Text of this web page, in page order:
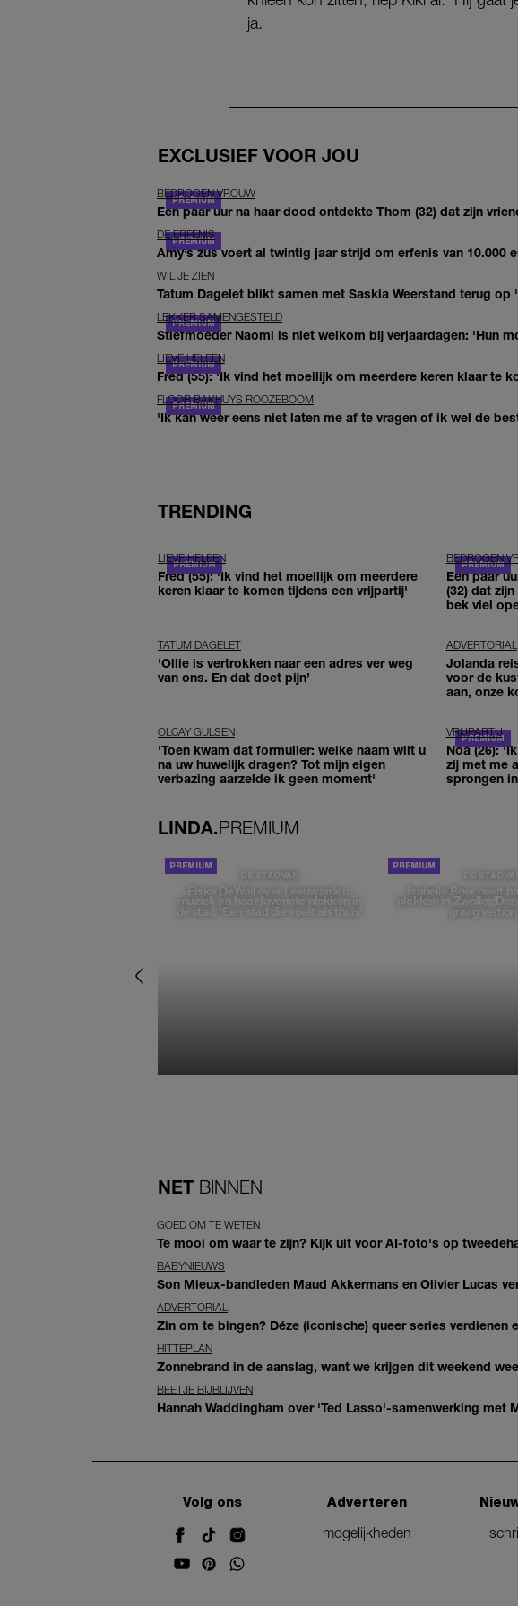
ja.
EXCLUSIEF VOOR JOU
BEDROGEN VROUW
Een paar uur na haar dood ontdekte Thom (32) dat zijn
DE ERFENIS
Amy’s zus voert al twintig jaar strijd om erfenis van 10.000
WIL JE ZIEN
Tatum Dagelet blikt samen met Saskia Weerstand terug
LEKKER SAMENGESTELD
Stiefmoeder Naomi is niet welkom bij verjaardagen: 'Hun
LIEVE HELEEN
Fred (55): 'Ik vind het moeilijk om meerdere keren klaar te
FLOOR BAKHUYS ROOZEBOOM
'Ik kan weer eens niet laten me af te vragen of ik wel de
TRENDING
LIEVE HELEEN
Fred (55): 'Ik vind het moeilijk om meerdere
keren klaar te komen tijdens een vrijpartij'
BEDROGEN
Een paar
(32) dat
bek viel
TATUM DAGELET
'Ollie is vertrokken naar een adres ver weg
van ons. En dat doet pijn’
ADVERTORIAL
Jolanda
voor de
aan, onze
OLCAY GULSEN
'Toen kwam dat formulier: welke naam wilt u
na uw huwelijk dragen? Tot mijn eigen
verbazing aarzelde ik geen moment'
VRIJPARTIJ
Noa (26):
zij met me
sprongen
LINDA.PREMIUM
DE STAD VAN
Elske DeWall over Leeuwarden,
muziek en haar favoriete plekken in
de stad: 'Een stad die voelt als thuis'
DE STAD VAN
Isabelle Boer deelt
plekken in Zwolle:
graag
NET BINNEN
GOED OM TE WETEN
Te mooi om waar te zijn? Kijk uit voor AI-foto's op
BABYNIEUWS
Son Mieux-bandleden Maud Akkermans en Olivier Lucas
ADVERTORIAL
Zin om te bingen? Déze (iconische) queer series verdienen
HITTEPLAN
Zonnebrand in de aanslag, want we krijgen dit weekend
BEETJE BIJBLIJVEN
Hannah Waddingham over 'Ted Lasso'-samenwerking met
Volg ons
Adverteren
mogelijkheden